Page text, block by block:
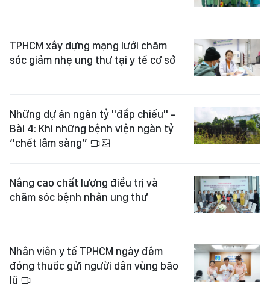
TPHCM xây dựng mạng lưới chăm
sóc giảm nhẹ ung thư tại y tế cơ sở
Những dự án ngàn tỷ "đắp chiếu" -
Bài 4: Khi những bệnh viện ngàn tỷ
“chết lâm sàng”
Nâng cao chất lượng điều trị và
chăm sóc bệnh nhân ung thư
Nhân viên y tế TPHCM ngày đêm
đóng thuốc gửi người dân vùng bão
lũ